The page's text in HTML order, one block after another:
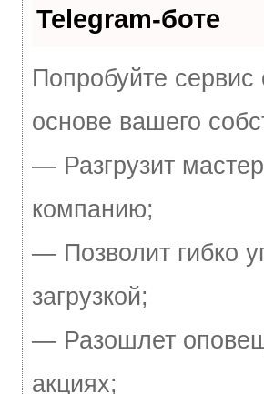
Telegram-боте
Попробуйте
основе вашего
— Разгрузит
компанию;
— Позволит гибко
загрузкой;
— Разошлет
акциях;